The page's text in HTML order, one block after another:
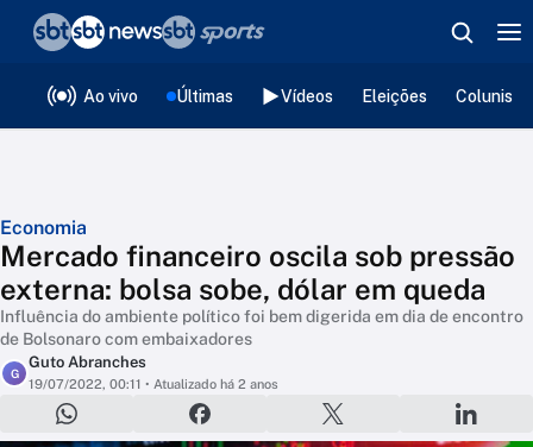
Ao vivo Últimas Vídeos Eleições
Economia
Mercado financeiro oscila sob pressão
externa: bolsa sobe, dólar em queda
Influência do ambiente político foi bem digerida em dia de encontro
de Bolsonaro com embaixadores
G
Guto Abranches
19/07/2022, 00:11 • Atualizado há 2 anos
❮voltar
Editorias